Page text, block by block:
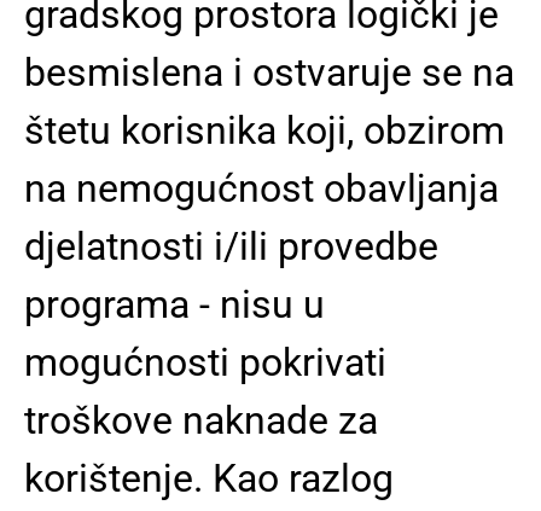
gradskog prostora logički je
besmislena i ostvaruje se na
štetu korisnika koji, obzirom
na nemogućnost obavljanja
djelatnosti i/ili provedbe
programa - nisu u
mogućnosti pokrivati
troškove naknade za
korištenje. Kao razlog